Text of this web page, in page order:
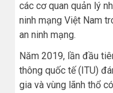
các cơ quan quản lý
ninh mạng Việt Nam
an ninh mạng.
Năm 2019, lần đầu
thông quốc tế (ITU)
gia và vùng lãnh thổ